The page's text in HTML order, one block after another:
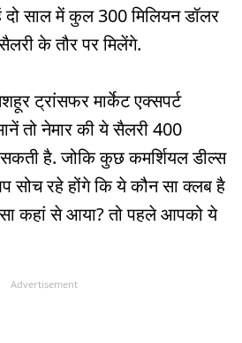
दो साल में कुल 300 मिलियन डॉलर
के तौर पर मिलेंगे.
ट्रांसफर मार्केट एक्सपर्ट
तो नेमार की ये सैलरी 400
है. जोकि कुछ कमर्शियल डील्स
सोच रहे होंगे कि ये कौन सा क्लब है
कहां से आया? तो पहले आपको ये
Advertisement